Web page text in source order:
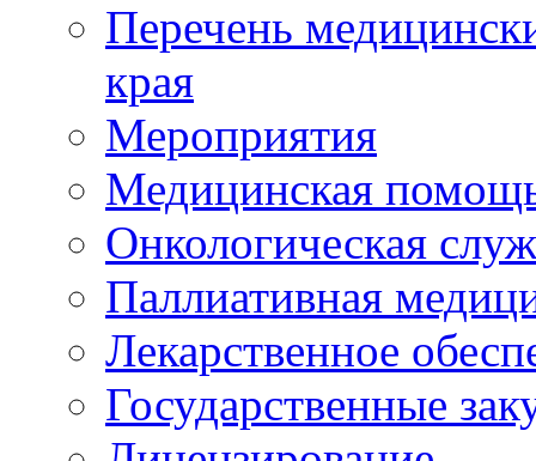
Перечень
края
Мероприятия
Медицинская
Онкологическая
Паллиативная
Лекарственное
Государственные